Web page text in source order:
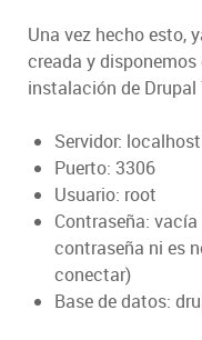
Una vez hecho esto,
creada y
instalación de Drupal
Servidor: localhost
Puerto: 3306
Usuario: root
Contraseña:
contraseña ni es
conectar)
Base de datos: